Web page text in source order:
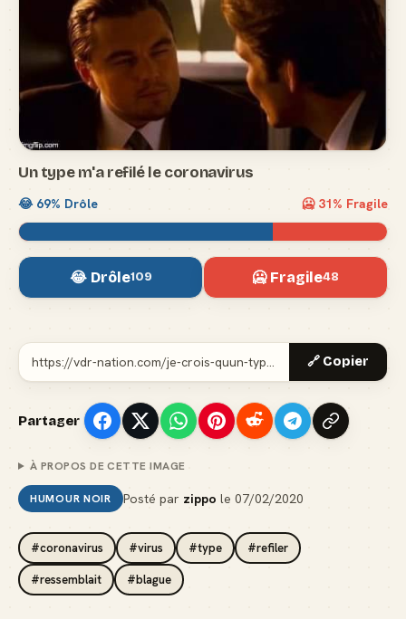
Un type m'a refilé le coronavirus
😂 69% Drôle 🥶 31% Fragile
😂 Drôle109 🥶 Fragile48
🔗 Copier
Partager
À PROPOS DE CETTE IMAGE
HUMOUR NOIR Posté par zippo le 07/02/2020
#coronavirus #virus #type #refiler
#ressemblait #blague